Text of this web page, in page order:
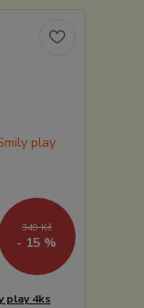
349 Kč
- 15 %
play 4ks